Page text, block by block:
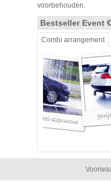
voorbehouden.
Bestseller Event
Combi arrangement